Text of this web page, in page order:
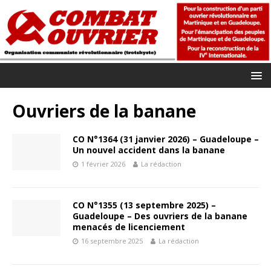
Ouvriers de la banane
CO N°1364 (31 janvier 2026) – Guadeloupe –
Un nouvel accident dans la banane
1 février 2026 La rédaction
CO N°1355 (13 septembre 2025) –
Guadeloupe – Des ouvriers de la banane
menacés de licenciement
16 septembre 2025 La rédaction